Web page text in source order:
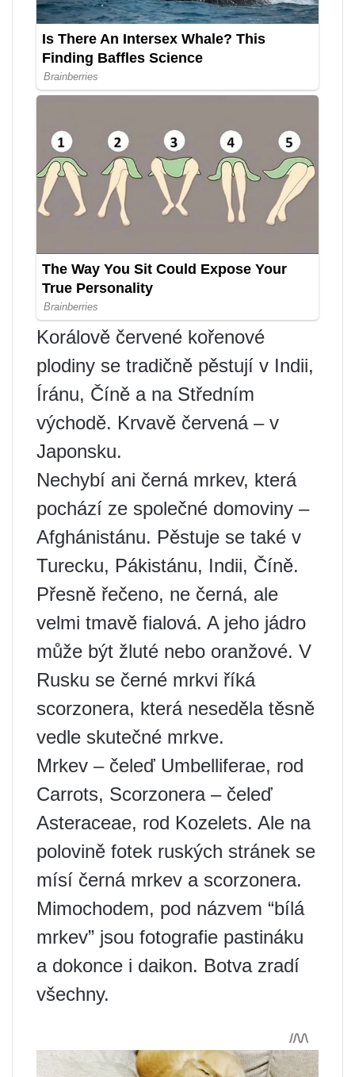
Korálově červené kořenové
plodiny se tradičně pěstují v Indii,
Íránu, Číně a na Středním
východě. Krvavě červená – v
Japonsku.
Nechybí ani černá mrkev, která
pochází ze společné domoviny –
Afghánistánu. Pěstuje se také v
Turecku, Pákistánu, Indii, Číně.
Přesně řečeno, ne černá, ale
velmi tmavě fialová. A jeho jádro
může být žluté nebo oranžové. V
Rusku se černé mrkvi říká
scorzonera, která neseděla těsně
vedle skutečné mrkve.
Mrkev – čeleď Umbelliferae, rod
Carrots, Scorzonera – čeleď
Asteraceae, rod Kozelets. Ale na
polovině fotek ruských stránek se
mísí černá mrkev a scorzonera.
Mimochodem, pod názvem “bílá
mrkev” jsou fotografie pastináku
a dokonce i daikon. Botva zradí
všechny.